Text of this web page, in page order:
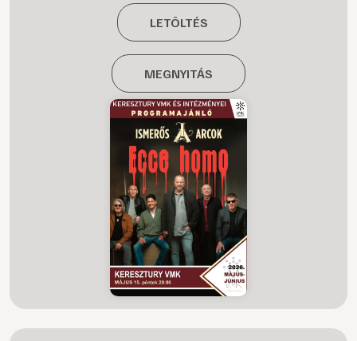
LETÖLTÉS
MEGNYITÁS